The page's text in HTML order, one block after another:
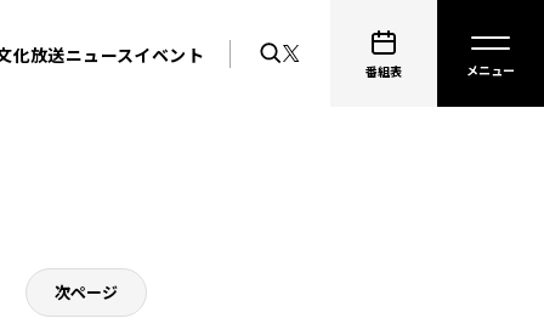
化放送ニュースイベント
番組表
次ページ